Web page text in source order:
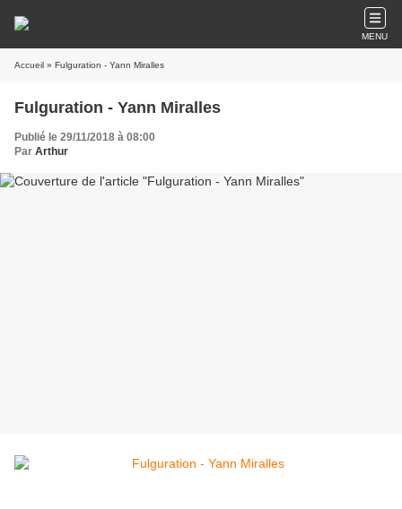
MENU
Accueil » Fulguration - Yann Miralles
Fulguration - Yann Miralles
Publié le 29/11/2018 à 08:00
Par Arthur